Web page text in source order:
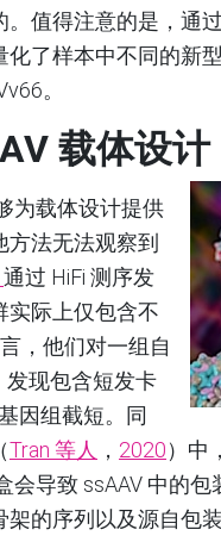
值得注意的是，通
了样本中不同的新
。
载体设计
为载体设计提供
法无法观察到
通过 HiFi 测序发
实际上仅包含不
，他们对一组自
发现包含短发卡
因组截短。同
Tran 等人 ， 2020）中
会导致 ssAAV 中的
的序列以及源自包